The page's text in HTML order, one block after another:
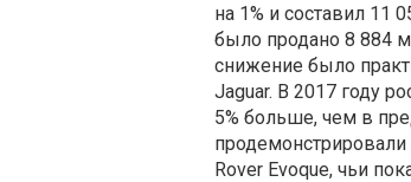
на 1% и составил 11
было продано 8 884
снижение было
Jaguar. В 2017 году
5% больше, чем в
продемонстрировали
Rover Evoque, чьи